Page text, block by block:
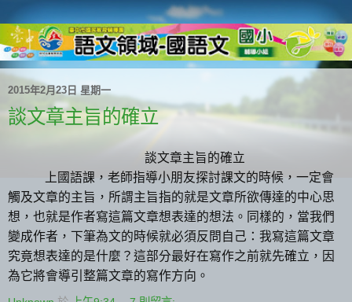
2015年2月23日 星期一
談文章主旨的確立
談文章主旨的確立
上國語課，老師指導小朋友探討課文的時候，一定會
觸及文章的主旨，所謂主旨指的就是文章所欲傳達的中心思
想，也就是作者寫這篇文章想表達的想法。同樣的，當我們
變成作者，下筆為文的時候就必須反問自己：我寫這篇文章
究竟想表達的是什麼？這部分最好在寫作之前就先確立，因
為它將會導引整篇文章的寫作方向。